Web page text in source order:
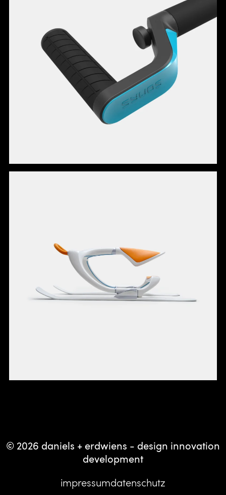
© 2026 daniels + erdwiens - design innovation
development
impressumdatenschutz